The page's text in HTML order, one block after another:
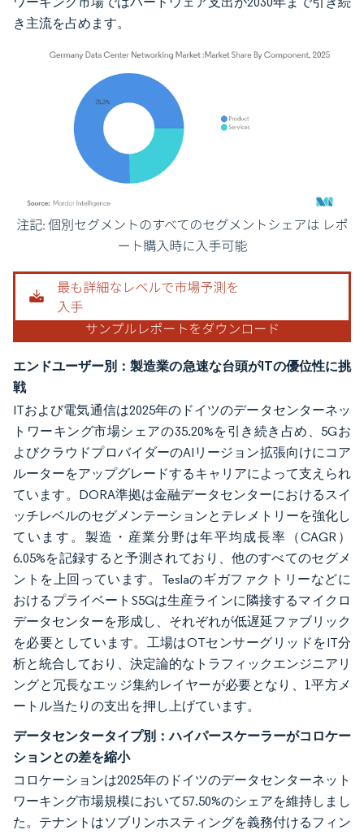
き主流を占めます。
画像 © Mordor Intelligence。再利用にはCC BY 4.0の表示が必要です。
エンドユーザー別：製造業の急速な台頭がITの優位性に挑
戦
ITおよび電気通信は2025年のドイツのデータセンターネッ
トワーキング市場シェアの35.20%を引き続き占め、5Gお
よびクラウドプロバイダーのAIリージョン拡張向けにコア
ルーターをアップグレードするキャリアによって支えられ
ています。DORA準拠は金融データセンターにおけるスイ
ッチレベルのセグメンテーションとテレメトリーを強化し
ています。製造・産業分野は年平均成長率（CAGR）
6.05%を記録すると予測されており、他のすべてのセグメ
ントを上回っています。Teslaのギガファクトリーなどに
おけるプライベートS5Gは生産ラインに隣接するマイクロ
データセンターを形成し、それぞれが低遅延ファブリック
を必要としています。工場はOTセンサーグリッドをIT分
析と統合しており、決定論的なトラフィックエンジニアリ
ングと冗長なエッジ集約レイヤーが必要となり、1平方メ
ートル当たりの支出を押し上げています。
データセンタータイプ別：ハイパースケーラーがコロケー
ションとの差を縮小
コロケーションは2025年のドイツのデータセンターネット
ワーキング市場規模において57.50%のシェアを維持しまし
た。テナントはソブリンホスティングを義務付けるフィン